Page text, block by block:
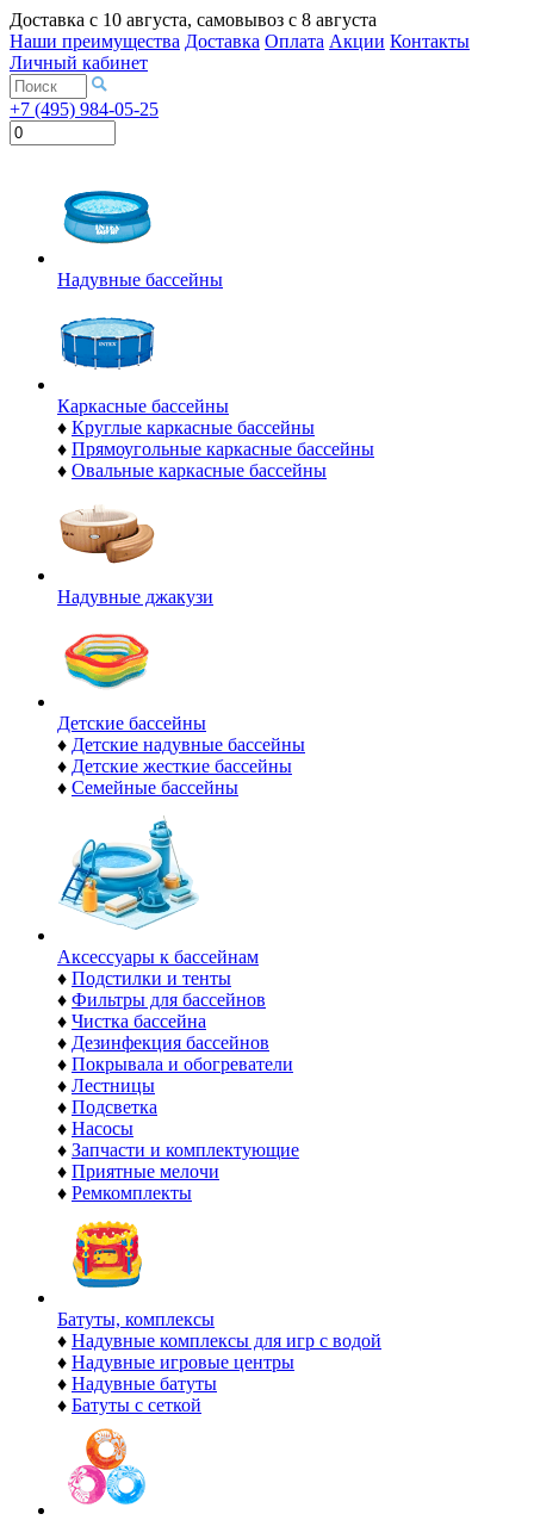
Доставка с 10 августа, самовывоз с 8 августа
Наши преимущества Доставка Оплата Акции Контакты
Личный кабинет
+7 (495) 984-05-25
Надувные бассейны
Каркасные бассейны
♦ Круглые каркасные бассейны
♦ Прямоугольные каркасные бассейны
♦ Овальные каркасные бассейны
Надувные джакузи
Детские бассейны
♦ Детские надувные бассейны
♦ Детские жесткие бассейны
♦ Семейные бассейны
Аксессуары к бассейнам
♦ Подстилки и тенты
♦ Фильтры для бассейнов
♦ Чистка бассейна
♦ Дезинфекция бассейнов
♦ Покрывала и обогреватели
♦ Лестницы
♦ Подсветка
♦ Насосы
♦ Запчасти и комплектующие
♦ Приятные мелочи
♦ Ремкомплекты
Батуты, комплексы
♦ Надувные комплексы для игр с водой
♦ Надувные игровые центры
♦ Надувные батуты
♦ Батуты с сеткой